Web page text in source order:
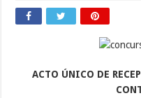
ACTO ÚNICO DE